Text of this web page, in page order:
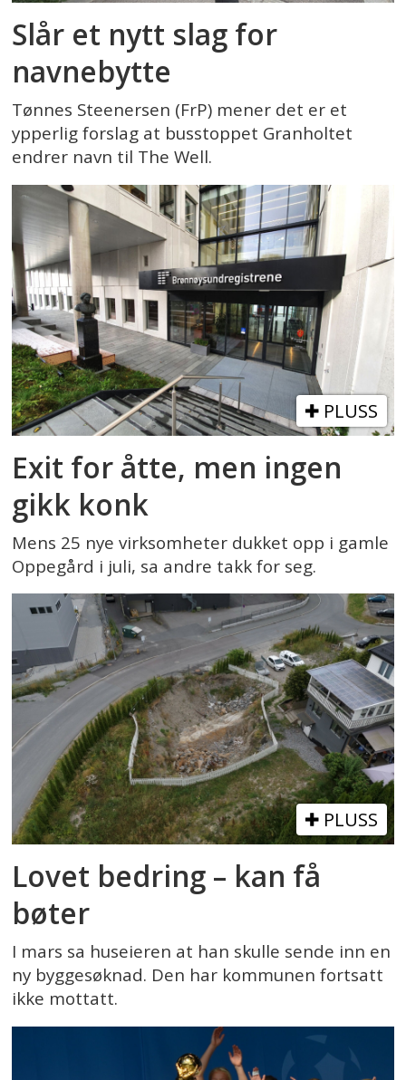
Slår et nytt slag for
navnebytte
Tønnes Steenersen (FrP) mener det er et
ypperlig forslag at busstoppet Granholtet
endrer navn til The Well.
PLUSS
Exit for åtte, men ingen
gikk konk
Mens 25 nye virksomheter dukket opp i gamle
Oppegård i juli, sa andre takk for seg.
PLUSS
Lovet bedring – kan få
bøter
I mars sa huseieren at han skulle sende inn en
ny byggesøknad. Den har kommunen fortsatt
ikke mottatt.